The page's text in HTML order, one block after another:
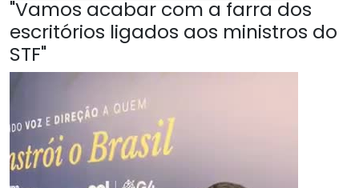
"Vamos acabar com a farra dos
escritórios ligados aos ministros do
STF"